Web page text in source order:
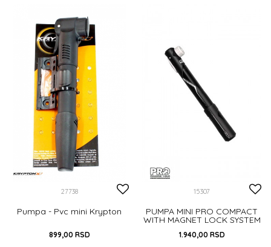
DODAJ U KORPU
27738
Pumpa - Pvc mini Krypton
899,00 RSD
15307
PUMPA MINI PRO COMPACT
WITH MAGNET LOCK SYSTEM
1.940,00 RSD